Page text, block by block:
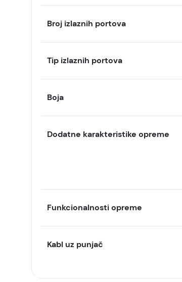
Broj izlaznih portova
Tip izlaznih portova
Boja
Dodatne karakteristike opreme
Funkcionalnosti opreme
Kabl uz punjač